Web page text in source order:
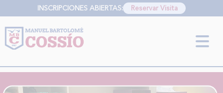
INSCRIPCIONES ABIERTAS: Reservar Visita
INFORMACIÓN SOBRE LA PROTECCIÓN DE TUS DATOS
Finalidad:
Legitimación:
Destinatarios:
link
Información adicional
link